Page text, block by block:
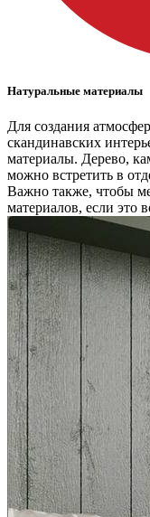
Натуральные материалы
Для создания
скандинавских
материалы. Дерево,
можно встретить в
Важно также, чтобы
материалов, если это